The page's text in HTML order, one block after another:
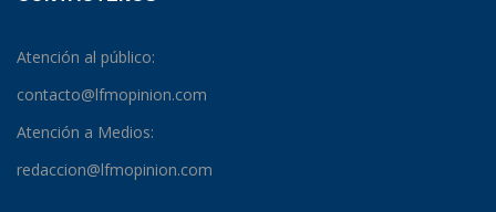
Atención al público:
contacto@lfmopinion.com
Atención a Medios:
redaccion@lfmopinion.com